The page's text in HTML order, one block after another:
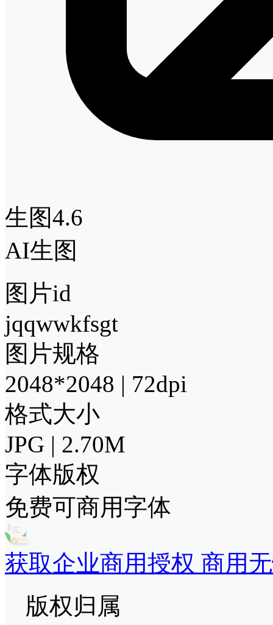
生图4.6
AI生图
图片id
jqqwwkfsgt
图片规格
2048*2048 | 72dpi
格式大小
JPG | 2.70M
字体版权
免费可商用字体
获取企业商用授权 商用
版权归属